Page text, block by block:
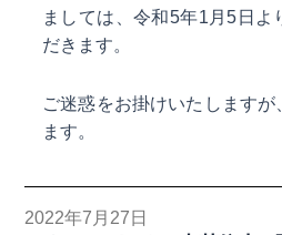
ましては、令和5年1月5日よ
だきます。
ご迷惑をお掛けいたします
ます。
2022年7月27日